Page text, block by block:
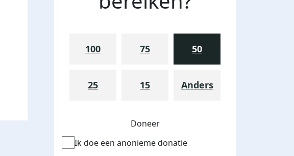
100 75 50
25 15 Anders
Doneer
Ik doe een anonieme donatie